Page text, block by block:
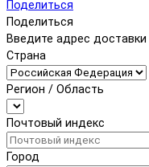
Поделиться
Поделиться
Введите адрес доставки
Страна
Регион / Область
Почтовый индекс
Город